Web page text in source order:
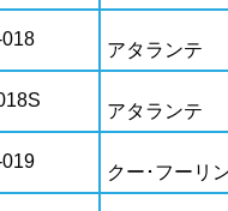
アタランテ
アタランテ
クー･フーリ